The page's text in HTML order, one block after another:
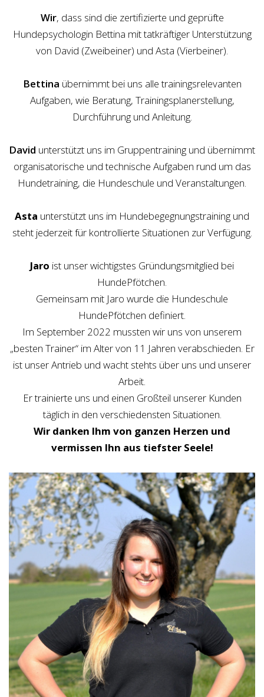
Wir, dass sind die zertifizierte und geprüfte
Hundepsychologin Bettina mit tatkräftiger Unterstützung
von David (Zweibeiner) und Asta (Vierbeiner).
Bettina übernimmt bei uns alletrainingsrelevanten
Aufgaben, wie Beratung, Trainingsplanerstellung,
Durchführung und Anleitung.
David unterstützt uns im Gruppentraining und übernimmt
organisatorische und technische Aufgaben rund um das
Hundetraining, die Hundeschule und Veranstaltungen.
Asta unterstützt uns im Hundebegegnungstraining und
steht jederzeit für kontrollierte Situationen zur Verfügung.
Jaro ist unser wichtigstes Gründungsmitglied bei
HundePfötchen.
Gemeinsam mit Jaro wurde die Hundeschule
HundePfötchen definiert.
Im September 2022 mussten wir uns von unserem
„besten Trainer“ im Alter von 11 Jahren verabschieden. Er
ist unser Antrieb und wacht stehts über uns und unserer
Arbeit.
Er trainierte uns und einen Großteil unserer Kunden
täglich in den verschiedensten Situationen.
Wir danken Ihm von ganzen Herzen und
vermissen Ihn aus tiefster Seele!